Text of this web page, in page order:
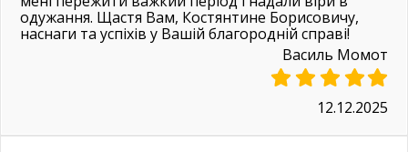
одужання. Щастя Вам, Костянтине Борисовичу,
наснаги та успіхів у Вашій благородній справі!
Василь Момот
12.12.2025